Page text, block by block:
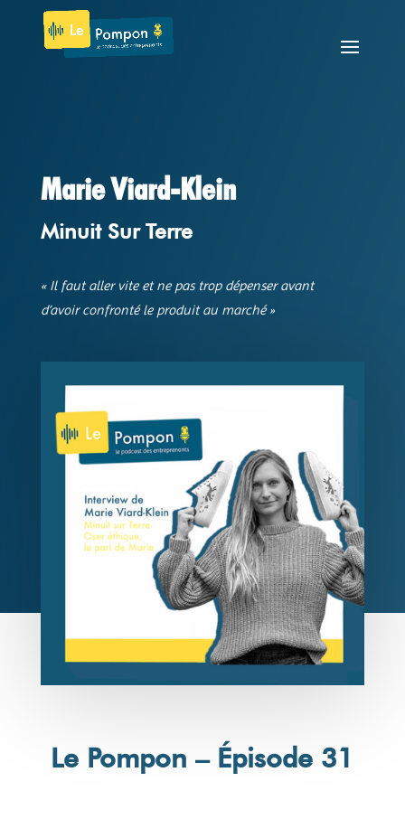
Marie Viard-Klein
Minuit Sur Terre
« Il faut aller vite et ne pas trop dépenser avant
d’avoir confronté le produit au marché »
Le Pompon – Épisode 31